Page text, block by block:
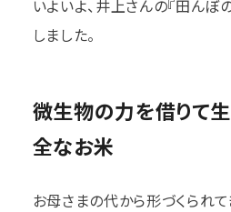
いよいよ、井上さんの『田んぼ
しました。
微生物の力を借りて生
全なお米
お母さまの代から形づくられ